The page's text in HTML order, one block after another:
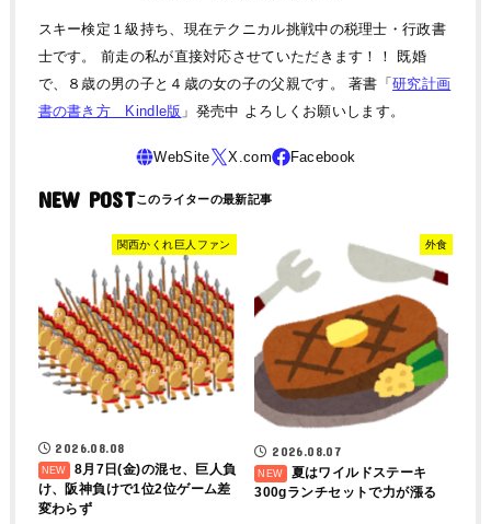
スキー検定１級持ち、現在テクニカル挑戦中の税理士・行政書
士です。 前走の私が直接対応させていただきます！！ 既婚
で、８歳の男の子と４歳の女の子の父親です。 著書「研究計画
書の書き方 Kindle版 」発売中 よろしくお願いします。
NEW POST
関西かくれ巨人ファン
2026.08.08
8月7日(金)の混セ、巨人負
け、阪神負けで1位2位ゲーム差
変わらず
外食
2026.08.07
夏はワイルドステーキ
300gランチセットで力が漲る